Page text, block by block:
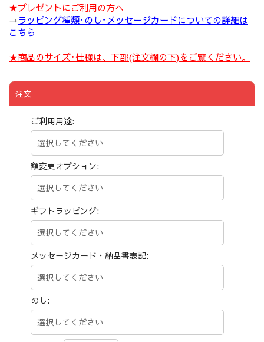
★プレゼントにご利用の方へ
→ラッピング種類･のし･メッセージカードについての詳細は
こちら
★商品のサイズ･仕様は、下部(注文欄の下)をご覧ください。
注文
ご利用用途:
額変更オプション:
ギフトラッピング:
メッセージカード・納品書表記:
のし: